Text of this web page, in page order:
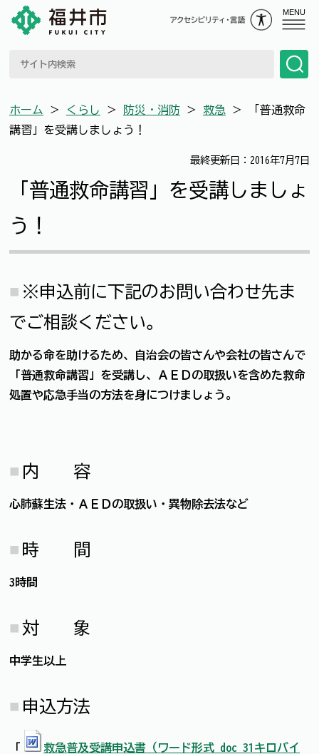
MENU
ホーム ＞ くらし ＞ 防災・消防 ＞ 救急 ＞
「普通救命
講習」を受講しましょう！
最終更新日：2016年7月7日
「普通救命講習」を受講しましょ
う！
※申込前に下記のお問い合わせ先ま
でご相談ください。
助かる命を助けるため、自治会の皆さんや会社の皆さんで
「普通救命講習」を受講し、ＡＥＤの取扱いを含めた救命
処置や応急手当の方法を身につけましょう。
内 容
心肺蘇生法・ＡＥＤの取扱い・異物除去法など
時 間
3時間
対 象
中学生以上
申込方法
救急普及受講申込書（ワード形式 doc 31キロバイ